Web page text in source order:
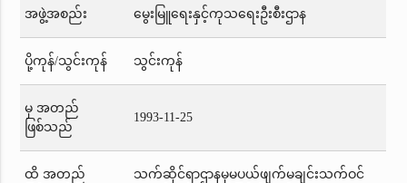
အဖွဲ့အစည်း မွေးမြူရေးနှင့်ကုသရေးဦးစီးဌာန
ပို့ကုန်/သွင်းကုန် သွင်းကုန်
မှ အတည်
ဖြစ်သည်
1993-11-25
ထိ အတည်
သက်ဆိုင်ရာဌာနမှမပယ်ဖျက်မချင်းသက်ဝင်